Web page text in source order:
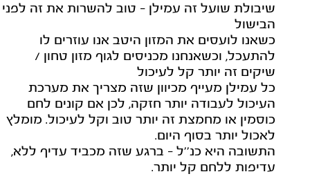
שיבולת שועל זה עמילן - טוב להשרות את זה לפני
הבישול
כשאנו לועסים את המזון היטב אנו עוזרים לו
להתעכל, וכשאנחנו מכניסים לגוף מזון טחון /
שיקים זה יותר קל לעיכול
כל עמילן מעייף מכיוון שזה מצריך את מערכת
העיכול לעבודה יותר חזקה, לכן אם קונים לחם
כוסמין או מחמצת זה יותר טוב וקל לעיכול. מומלץ
לאכול יותר בסוף היום.
התשובה היא כנ''ל - ברגע שזה מכביד עדיף ללא,
עדיפות ללחם קל יותר.